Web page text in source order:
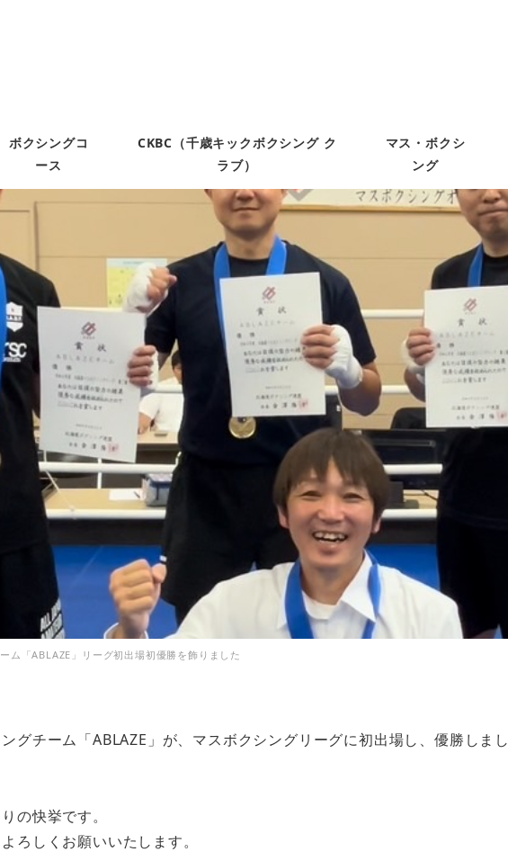
ボクシングコ
ース
CKBC（千歳キックボクシング ク
ラブ）
マス・ボクシ
ング
ム「ABLAZE」リーグ初出場初優勝を飾りました
グチーム「ABLAZE」が、マスボクシングリーグに初出場し、優勝しまし
の快挙です。
ろしくお願いいたします。